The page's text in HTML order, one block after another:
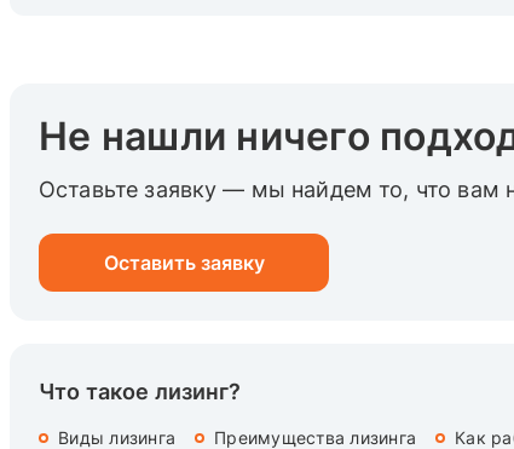
Не нашли ничего
Оставьте заявку — мы найдем то, что вам
Оставить заявку
Что такое лизинг?
Виды лизинга Преимущества лизинга Как